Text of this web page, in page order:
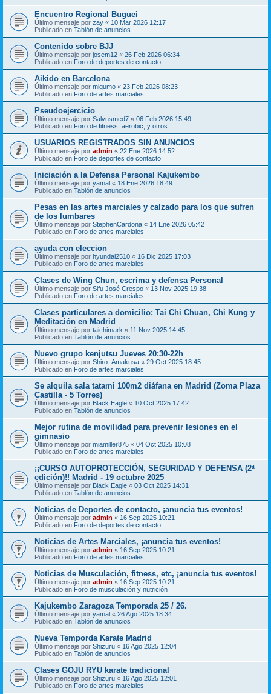
Encuentro Regional Buguei
Último mensaje por zay « 10 Mar 2026 12:17
Publicado en Tablón de anuncios
Contenido sobre BJJ
Último mensaje por josem12 « 26 Feb 2026 06:34
Publicado en Foro de deportes de contacto
Aikido en Barcelona
Último mensaje por migumo « 23 Feb 2026 08:23
Publicado en Foro de artes marciales
Pseudoejercicio
Último mensaje por Salvusmed7 « 06 Feb 2026 15:49
Publicado en Foro de fitness, aerobic, y otros.
USUARIOS REGISTRADOS SIN ANUNCIOS
Último mensaje por admin « 22 Ene 2026 14:52
Publicado en Foro de deportes de contacto
Iniciación a la Defensa Personal Kajukembo
Último mensaje por yamal « 18 Ene 2026 18:49
Publicado en Tablón de anuncios
Pesas en las artes marciales y calzado para los que sufren
de los lumbares
Último mensaje por StephenCardona « 14 Ene 2026 05:42
Publicado en Foro de artes marciales
ayuda con eleccion
Último mensaje por hyundai2510 « 16 Dic 2025 17:03
Publicado en Foro de artes marciales
Clases de Wing Chun, escrima y defensa Personal
Último mensaje por Sifu José Crespo « 13 Nov 2025 19:38
Publicado en Foro de artes marciales
Clases particulares a domicilio; Tai Chi Chuan, Chi Kung y
Meditación en Madrid
Último mensaje por taichimark « 11 Nov 2025 14:45
Publicado en Tablón de anuncios
Nuevo grupo kenjutsu Jueves 20:30-22h
Último mensaje por Shiro_Amakusa « 29 Oct 2025 18:45
Publicado en Foro de artes marciales
Se alquila sala tatami 100m2 diáfana en Madrid (Zoma Plaza
Castilla - 5 Torres)
Último mensaje por Black Eagle « 10 Oct 2025 17:42
Publicado en Tablón de anuncios
Mejor rutina de movilidad para prevenir lesiones en el
gimnasio
Último mensaje por miamiller875 « 04 Oct 2025 10:08
Publicado en Foro de artes marciales
¡¡CURSO AUTOPROTECCIÓN, SEGURIDAD Y DEFENSA (2ª
edición)!! Madrid - 19 octubre 2025
Último mensaje por Black Eagle « 03 Oct 2025 14:31
Publicado en Tablón de anuncios
Noticias de Deportes de contacto, ¡anuncia tus eventos!
Último mensaje por admin « 16 Sep 2025 10:21
Publicado en Foro de deportes de contacto
Noticias de Artes Marciales, ¡anuncia tus eventos!
Último mensaje por admin « 16 Sep 2025 10:21
Publicado en Foro de artes marciales
Noticias de Musculación, fitness, etc, ¡anuncia tus eventos!
Último mensaje por admin « 16 Sep 2025 10:21
Publicado en Foro de musculación y nutrición
Kajukembo Zaragoza Temporada 25 / 26.
Último mensaje por yamal « 26 Ago 2025 18:34
Publicado en Tablón de anuncios
Nueva Temporda Karate Madrid
Último mensaje por Shizuru « 16 Ago 2025 12:04
Publicado en Tablón de anuncios
Clases GOJU RYU karate tradicional
Último mensaje por Shizuru « 16 Ago 2025 12:01
Publicado en Foro de artes marciales